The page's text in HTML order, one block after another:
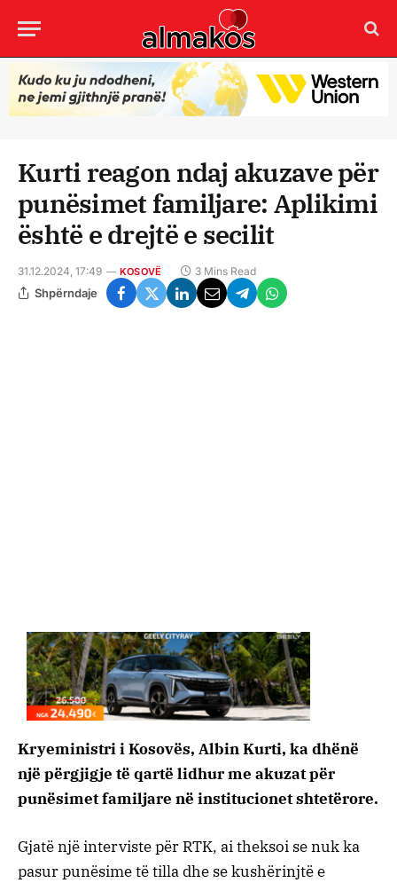
Kurti reagon ndaj akuzave për
punësimet familjare: Aplikimi
është e drejtë e secilit
31.12.2024, 17:49 KOSOVË 3 Mins Read
Shpërndaje
Kryeministri i Kosovës, Albin Kurti, ka dhënë
një përgjigje të qartë lidhur me akuzat për
punësimet familjare në institucionet shtetërore.
Gjatë një interviste për RTK, ai theksoi se nuk ka
pasur punësime të tilla dhe se kushërinjtë e